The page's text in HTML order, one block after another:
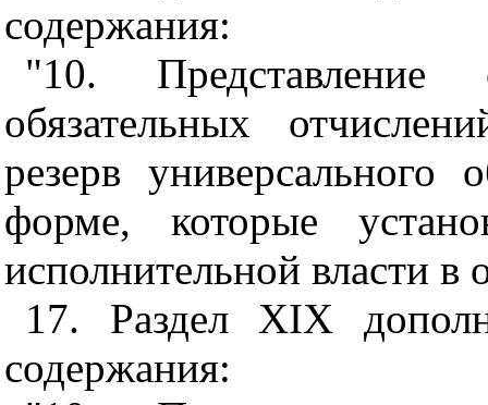
содержания:
"10.
обязательных
резерв
форме, которые
исполнительной власти в
17. Раздел ХIХ
содержания: